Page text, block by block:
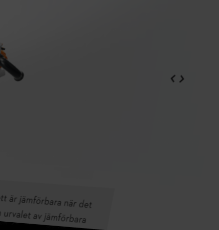
työympäristön kysyntään metsätaloudessa STIHL Norden toteutti
yhdessä Ruotsin suurimman metsänomistajayhdistyksen, Södra
Skogsägarna, kanssa kenttätutkimuksen akkukäyttöisellä STIHL
FSA 400 K -raivaussahalla.